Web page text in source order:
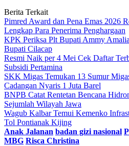
Berita Terkait
Pimred Award dan Pena Emas 2026
Lengkap Para Penerima Penghargaan
KPK Periksa Plt Bupati Ammy
Bupati Cilacap
Resmi Naik per 4 Mei Cek Daftar
Subsidi Pertamina
SKK Migas Temukan 13 Sumur
Cadangan Nyaris 1 Juta Barel
BNPB Catat Rentetan Bencana
Sejumlah Wilayah Jawa
Wagub Kalbar Temui Kemenko
Tol Pontianak Kijing
Anak Jalanan badan gizi nasional
MBG Risca Christina